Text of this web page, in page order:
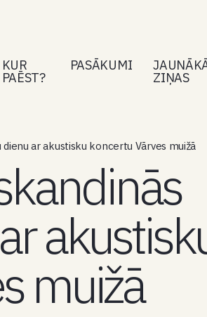
KUR
PAĒST?
PASĀKUMI
ZIŅAS
dienu ar akustisku koncertu Vārves muižā
muižā